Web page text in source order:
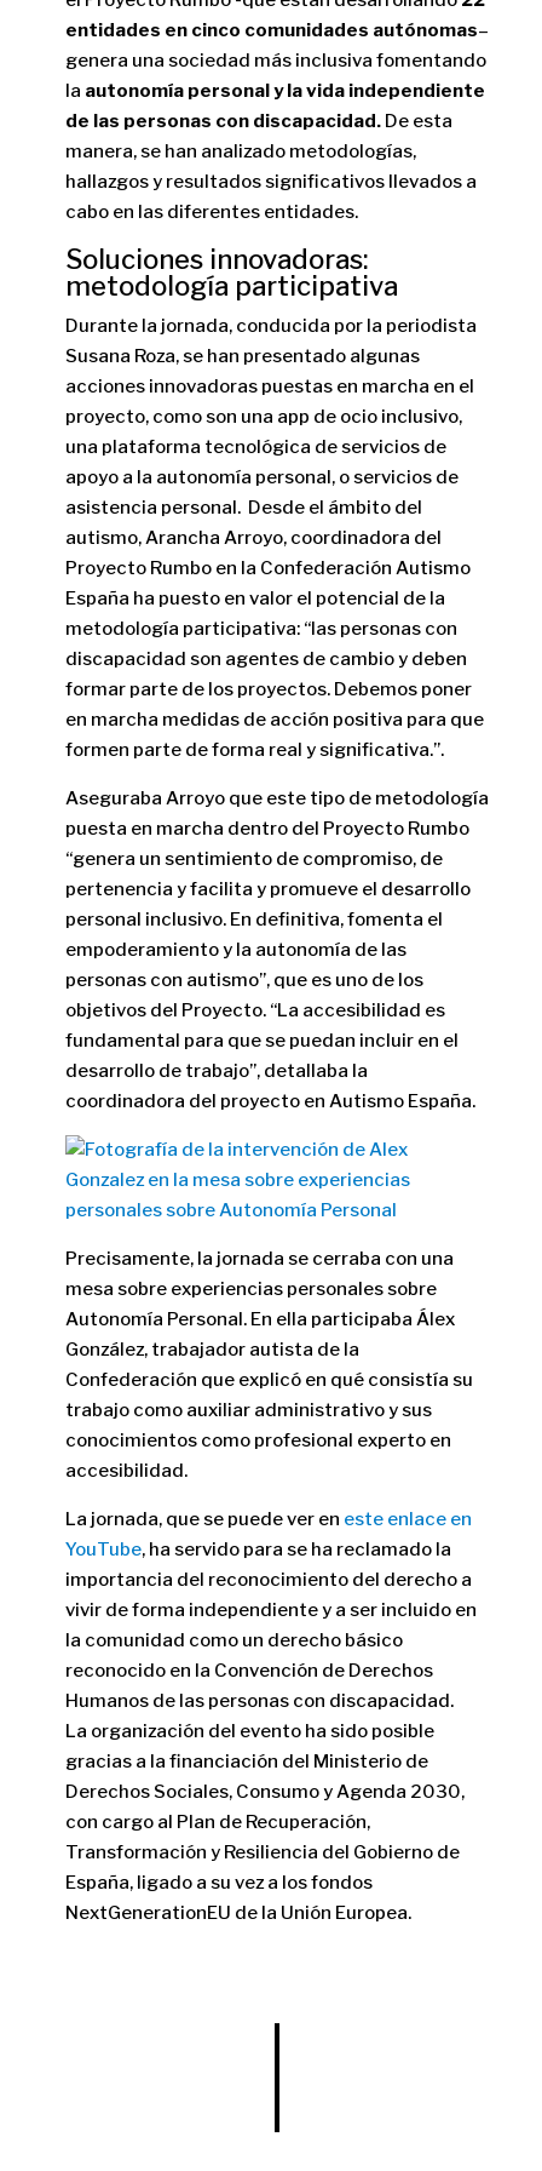
entidades en cinco comunidades autónomas–
genera una sociedad más inclusiva fomentando
la autonomía personal y la vida independiente
de las personas con discapacidad. De esta
manera, se han analizado metodologías,
hallazgos y resultados significativos llevados a
cabo en las diferentes entidades.
Soluciones innovadoras:
metodología participativa
Durante la jornada, conducida por la periodista
Susana Roza, se han presentado algunas
acciones innovadoras puestas en marcha en el
proyecto, como son una app de ocio inclusivo,
una plataforma tecnológica de servicios de
apoyo a la autonomía personal, o servicios de
asistencia personal. Desde el ámbito del
autismo, Arancha Arroyo, coordinadora del
Proyecto Rumbo en la Confederación Autismo
España ha puesto en valor el potencial de la
metodología participativa: “las personas con
discapacidad son agentes de cambio y deben
formar parte de los proyectos. Debemos poner
en marcha medidas de acción positiva para que
formen parte de forma real y significativa.”.
Aseguraba Arroyo que este tipo de metodología
puesta en marcha dentro del Proyecto Rumbo
“genera un sentimiento de compromiso, de
pertenencia y facilita y promueve el desarrollo
personal inclusivo. En definitiva, fomenta el
empoderamiento y la autonomía de las
personas con autismo”, que es uno de los
objetivos del Proyecto. “La accesibilidad es
fundamental para que se puedan incluir en el
desarrollo de trabajo”, detallaba la
coordinadora del proyecto en Autismo España.
Precisamente, la jornada se cerraba con una
mesa sobre experiencias personales sobre
Autonomía Personal. En ella participaba Álex
González, trabajador autista de la
Confederación que explicó en qué consistía su
trabajo como auxiliar administrativo y sus
conocimientos como profesional experto en
accesibilidad.
La jornada, que se puede ver en este enlace en
YouTube, ha servido para se ha reclamado la
importancia del reconocimiento del derecho a
vivir de forma independiente y a ser incluido en
la comunidad como un derecho básico
reconocido en la Convención de Derechos
Humanos de las personas con discapacidad.
La organización del evento ha sido posible
gracias a la financiación del Ministerio de
Derechos Sociales, Consumo y Agenda 2030,
con cargo al Plan de Recuperación,
Transformación y Resiliencia del Gobierno de
España, ligado a su vez a los fondos
NextGenerationEU de la Unión Europea.